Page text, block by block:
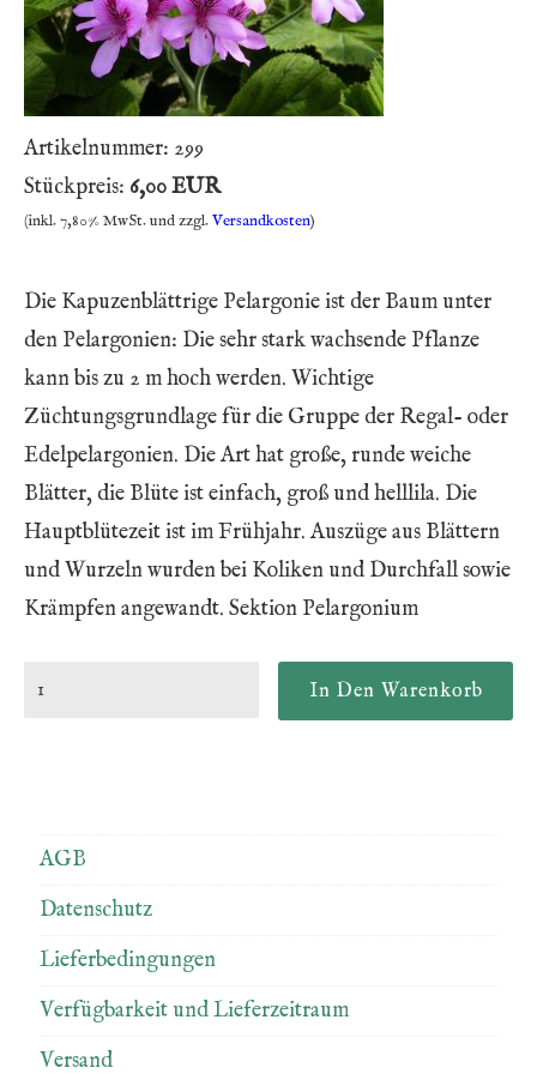
Artikelnummer: 299
Stückpreis: 6,00 EUR
(inkl. 7,80% MwSt. und zzgl.Versandkosten)
Die Kapuzenblättrige Pelargonie ist der Baum unter
den Pelargonien: Die sehr stark wachsende Pflanze
kann bis zu 2 m hoch werden. Wichtige
Züchtungsgrundlage für die Gruppe der Regal- oder
Edelpelargonien. Die Art hat große, runde weiche
Blätter, die Blüte ist einfach, groß und helllila. Die
Hauptblütezeit ist im Frühjahr. Auszüge aus Blättern
und Wurzeln wurden bei Koliken und Durchfall sowie
Krämpfen angewandt. Sektion Pelargonium
AGB
Datenschutz
Lieferbedingungen
Verfügbarkeit und Lieferzeitraum
Versand